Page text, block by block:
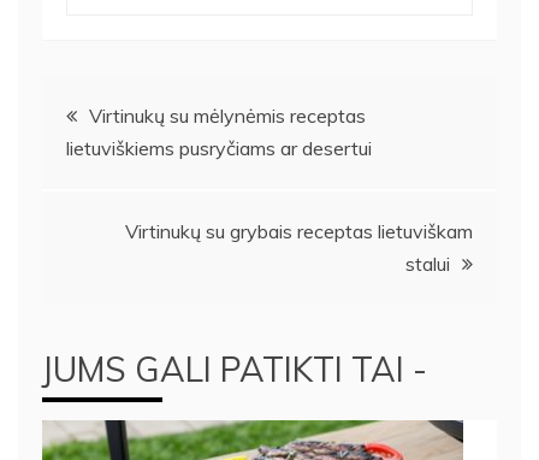
Navigacija
tarp
Virtinukų su mėlynėmis receptas
lietuviškiems pusryčiams ar desertui
Virtinukų su grybais receptas lietuviškam
stalui
JUMS GALI PATIKTI TAI -